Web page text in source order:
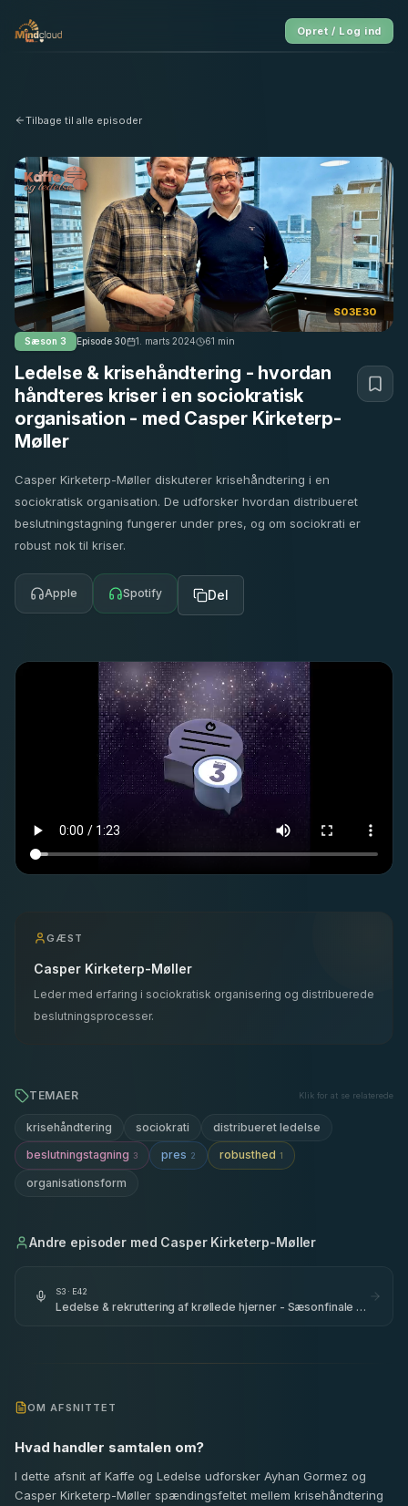
Opret / Log ind
Tilbage til alle episoder
S03E30
Sæson 3 Episode 30 1. marts 2024 61 min
Ledelse & krisehåndtering - hvordan
håndteres kriser i en sociokratisk
organisation - med Casper Kirketerp-
Møller
Casper Kirketerp-Møller diskuterer krisehåndtering i en
sociokratisk organisation. De udforsker hvordan distribueret
beslutningstagning fungerer under pres, og om sociokrati er
robust nok til kriser.
Apple Spotify Del
GÆST
Casper Kirketerp-Møller
Leder med erfaring i sociokratisk organisering og distribuerede
beslutningsprocesser.
TEMAER Klik for at se relaterede
krisehåndtering sociokrati
distribueret ledelse
beslutningstagning 3 pres 2 robusthed 1
organisationsform
Andre episoder med Casper Kirketerp-Møller
S3 · E42
Ledelse & rekruttering af krøllede hjerner - Sæsonfinale -
OM AFSNITTET
Hvad handler samtalen om?
I dette afsnit af Kaffe og Ledelse udforsker Ayhan Gormez og
Casper Kirketerp-Møller spændingsfeltet mellem krisehåndtering